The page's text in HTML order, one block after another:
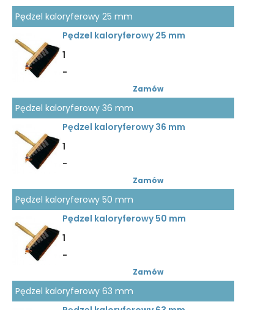
Pędzel kaloryferowy 25 mm
Pędzel kaloryferowy 25 mm
1
-
Zamów
Pędzel kaloryferowy 36 mm
Pędzel kaloryferowy 36 mm
1
-
Zamów
Pędzel kaloryferowy 50 mm
Pędzel kaloryferowy 50 mm
1
-
Zamów
Pędzel kaloryferowy 63 mm